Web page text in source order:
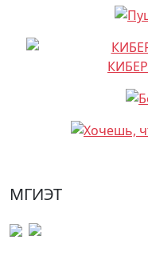
МГИЭТ